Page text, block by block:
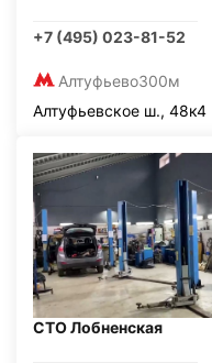
+7 (495) 023-81-52
Алтуфьево300м
Алтуфьевское ш., 48к4
СТО Лобненская